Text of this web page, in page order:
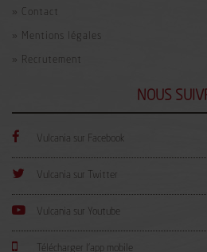
» Contact
» Mentions légales
» Recrutement
NOUS
Vulcania sur Facebook
Vulcania sur Twitter
Vulcania sur Youtube
Télécharger l'app mobile